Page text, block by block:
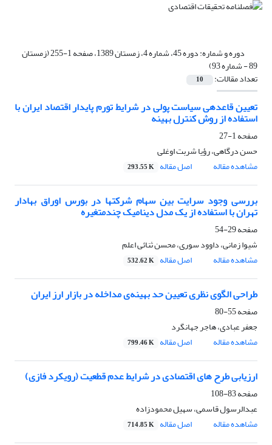
دوره و شماره: دوره 45، شماره 4، زمستان 1389، صفحه 1-255 (زمستان
89 - شماره 93)
تعداد مقالات: 10
تعیین قاعده‎ی سیاست پولی در شرایط تورم پایدار اقتصاد ایران با
استفاده از روش کنترل بهینه
صفحه1-27
حسن درگاهی، رؤیا شربت اوغلی
مشاهده مقاله
اصل مقاله 293.55 K
بررسی وجود سرایت بین سهام شرکت‎ها در بورس اوراق بهادار
تهران با استفاده از یک مدل دینامیک چندمتغیره
صفحه29-54
شیوا زمانی، داوود سوری، محسن ثنائی اعلم
مشاهده مقاله
اصل مقاله 532.62 K
طراحی الگوی نظری تعیین حد بهینه‌ی مداخله در بازار ارز ایران
صفحه55-80
جعفر عبادی، هاجر جهانگرد
مشاهده مقاله
اصل مقاله 799.46 K
ارزیابی طرح های اقتصادی در شرایط عدم قطعیت (رویکرد فازی)
صفحه83-108
عبدالرسول قاسمی، سهیل محمودزاده
مشاهده مقاله
اصل مقاله 714.85 K